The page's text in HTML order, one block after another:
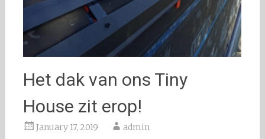
Het dak van ons Tiny
House zit erop!
January 17, 2019 admin